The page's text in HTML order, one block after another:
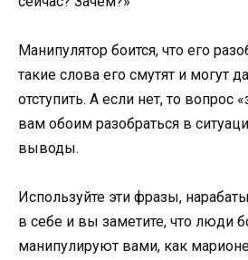
Манипулятор боится, что его
такие слова его смутят и могут
отступить. А если нет, то вопрос
вам обоим разобраться в
выводы.
Используйте эти фразы,
в себе и вы заметите, что люди
манипулируют вами, как